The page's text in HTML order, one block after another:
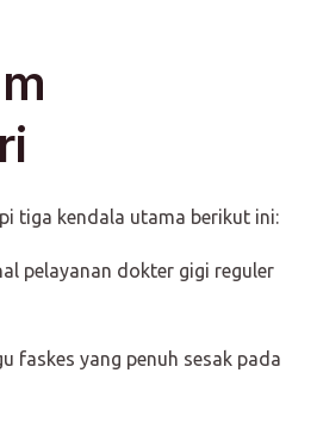
tiga kendala utama berikut ini:
pelayanan dokter gigi reguler
faskes yang penuh sesak pada